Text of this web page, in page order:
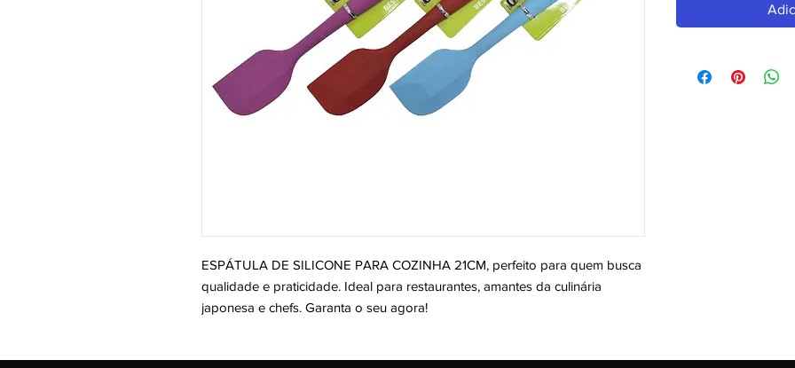
ESPÁTULA DE SILICONE PARA COZINHA 21CM, perfeito para quem busca
qualidade e praticidade. Ideal para restaurantes, amantes da culinária
japonesa e chefs. Garanta o seu agora!